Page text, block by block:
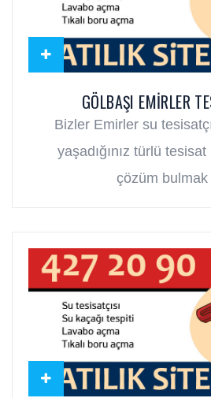
GÖLBAŞI EMIRLER
Bizler Emirler su
yaşadığınız türlü
çözüm bulmak